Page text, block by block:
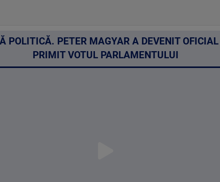
POLITICĂ. PETER MAGYAR A DEVENIT
PRIMIT VOTUL PARLAMENTULUI